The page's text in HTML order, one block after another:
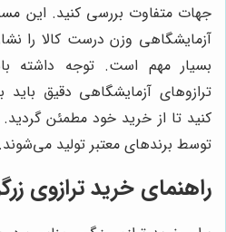
جهات متفاوت بررسی کنید. این
آزمایشگاهی وزن درست کالا را
بسیار مهم است. توجه داشته
ترازوهای آزمایشگاهی دقیق
کنید تا از خرید خود مطمئن
توسط برندهای معتبر تولید می‌شوند.
راهنمای خرید ترازوی